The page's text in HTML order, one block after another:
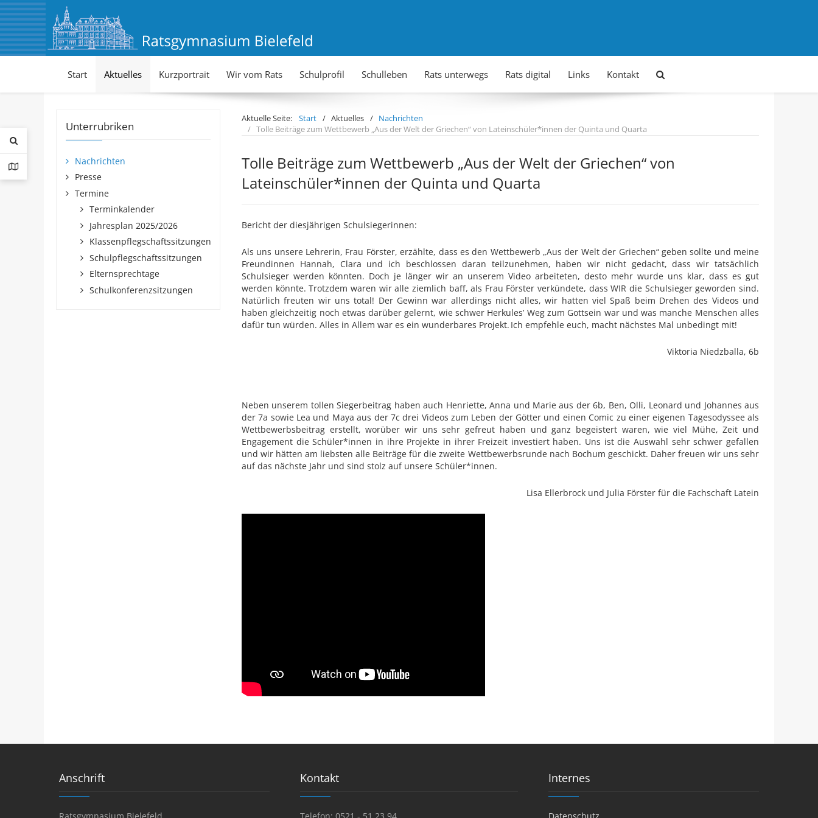
Start Aktuelles Kurzportrait Wir vom Rats Schulprofil Schulleben Rats unterwegs Rats digital Links Kontakt
Unterrubriken
Nachrichten
Presse
Termine
Terminkalender
Jahresplan 2025/2026
Klassenpflegschaftssitzungen
Schulpflegschaftssitzungen
Elternsprechtage
Schulkonferenzsitzungen
Aktuelle Seite: Start Aktuelles
Nachrichten
Tolle Beiträge zum Wettbewerb „Aus der Welt der Griechen“ von Lateinschüler*innen der Quinta und Quarta
Tolle Beiträge zum Wettbewerb „Aus der Welt der Griechen“ von
Lateinschüler*innen der Quinta und Quarta
Bericht der diesjährigen Schulsiegerinnen:
Als uns unsere Lehrerin, Frau Förster, erzählte, dass es den Wettbewerb „Aus der Welt der Griechen“ geben sollte und meine
Freundinnen Hannah, Clara und ich beschlossen daran teilzunehmen, haben wir nicht gedacht, dass wir tatsächlich
Schulsieger werden könnten. Doch je länger wir an unserem Video arbeiteten, desto mehr wurde uns klar, dass es gut
werden könnte. Trotzdem waren wir alle ziemlich baff, als Frau Förster verkündete, dass WIR die Schulsieger geworden sind.
Natürlich freuten wir uns total! Der Gewinn war allerdings nicht alles, wir hatten viel Spaß beim Drehen des Videos und
haben gleichzeitig noch etwas darüber gelernt, wie schwer Herkules’ Weg zum Gottsein war und was manche Menschen alles
dafür tun würden. Alles in Allem war es ein wunderbares Projekt. Ich empfehle euch, macht nächstes Mal unbedingt mit!
Viktoria Niedzballa, 6b
Neben unserem tollen Siegerbeitrag haben auch Henriette, Anna und Marie aus der 6b, Ben, Olli, Leonard und Johannes aus
der 7a sowie Lea und Maya aus der 7c drei Videos zum Leben der Götter und einen Comic zu einer eigenen Tagesodyssee als
Wettbewerbsbeitrag erstellt, worüber wir uns sehr gefreut haben und ganz begeistert waren, wie viel Mühe, Zeit und
Engagement die Schüler*innen in ihre Projekte in ihrer Freizeit investiert haben. Uns ist die Auswahl sehr schwer gefallen
und wir hätten am liebsten alle Beiträge für die zweite Wettbewerbsrunde nach Bochum geschickt. Daher freuen wir uns sehr
auf das nächste Jahr und sind stolz auf unsere Schüler*innen.
Lisa Ellerbrock und Julia Förster für die Fachschaft Latein
Anschrift
Ratsgymnasium Bielefeld
Kontakt
Telefon: 0521 - 51 23 94
Internes
Datenschutz